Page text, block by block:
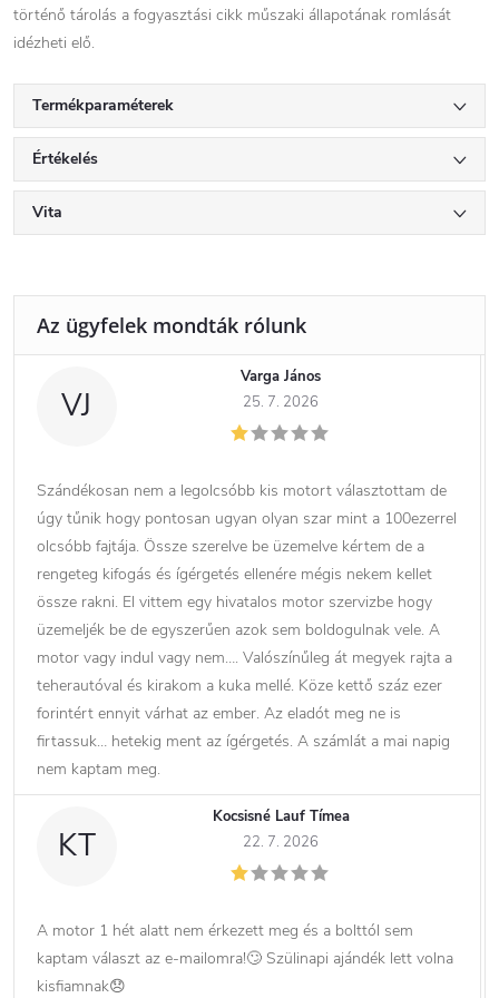
történő tárolás a fogyasztási cikk műszaki állapotának romlását
idézheti elő.
Termékparaméterek
Értékelés
Vita
VJ
Varga János
25. 7. 2026
Szándékosan nem a legolcsóbb kis motort választottam de
úgy tűnik hogy pontosan ugyan olyan szar mint a 100ezerrel
olcsóbb fajtája. Össze szerelve be üzemelve kértem de a
rengeteg kifogás és ígérgetés ellenére mégis nekem kellet
össze rakni. El vittem egy hivatalos motor szervizbe hogy
üzemeljék be de egyszerűen azok sem boldogulnak vele. A
motor vagy indul vagy nem…. Valószínűleg át megyek rajta a
teherautóval és kirakom a kuka mellé. Köze kettő száz ezer
forintért ennyit várhat az ember. Az eladót meg ne is
firtassuk… hetekig ment az ígérgetés. A számlát a mai napig
nem kaptam meg.
KT
Kocsisné Lauf Tímea
22. 7. 2026
A motor 1 hét alatt nem érkezett meg és a bolttól sem
kaptam választ az e-mailomra!🙄 Szülinapi ajándék lett volna
kisfiamnak😞